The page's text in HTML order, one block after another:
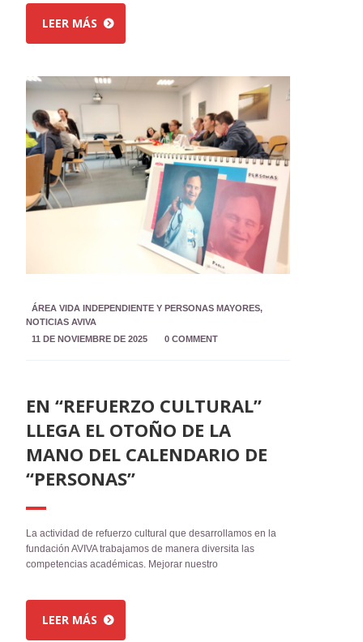
LEER MÁS
ÁREA VIDA INDEPENDIENTE Y PERSONAS MAYORES,
NOTICIAS AVIVA
11 DE NOVIEMBRE DE 2025
0 COMMENT
EN “REFUERZO CULTURAL”
LLEGA EL OTOÑO DE LA
MANO DEL CALENDARIO DE
“PERSONAS”
La actividad de refuerzo cultural que desarrollamos en la
fundación AVIVA trabajamos de manera diversita las
competencias académicas. Mejorar nuestro
LEER MÁS